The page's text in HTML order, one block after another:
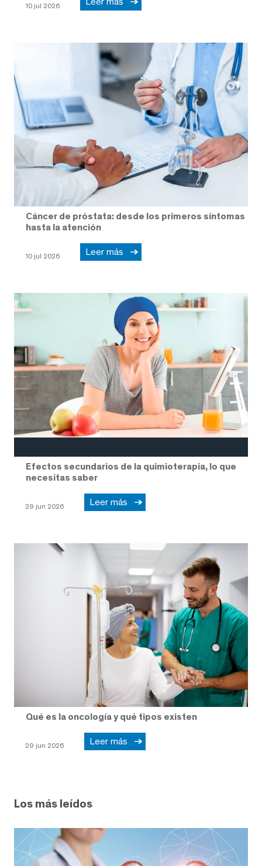
10 jul 2026
Cáncer de próstata: desde los primeros síntomas
hasta la atención
10 jul 2026 Leer más
Efectos secundarios de la quimioterapia, lo que
necesitas saber
29 jun 2026 Leer más
Qué es la oncología y qué tipos existen
29 jun 2026 Leer más
Los más leídos